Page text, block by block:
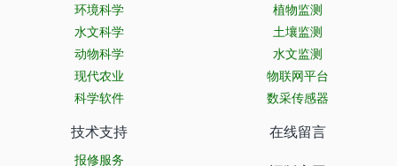
环境科学
水文科学
动物科学
现代农业
科学软件
植物监测
土壤监测
水文监测
物联网平台
数采传感器
技术支持
报修服务
在线留言